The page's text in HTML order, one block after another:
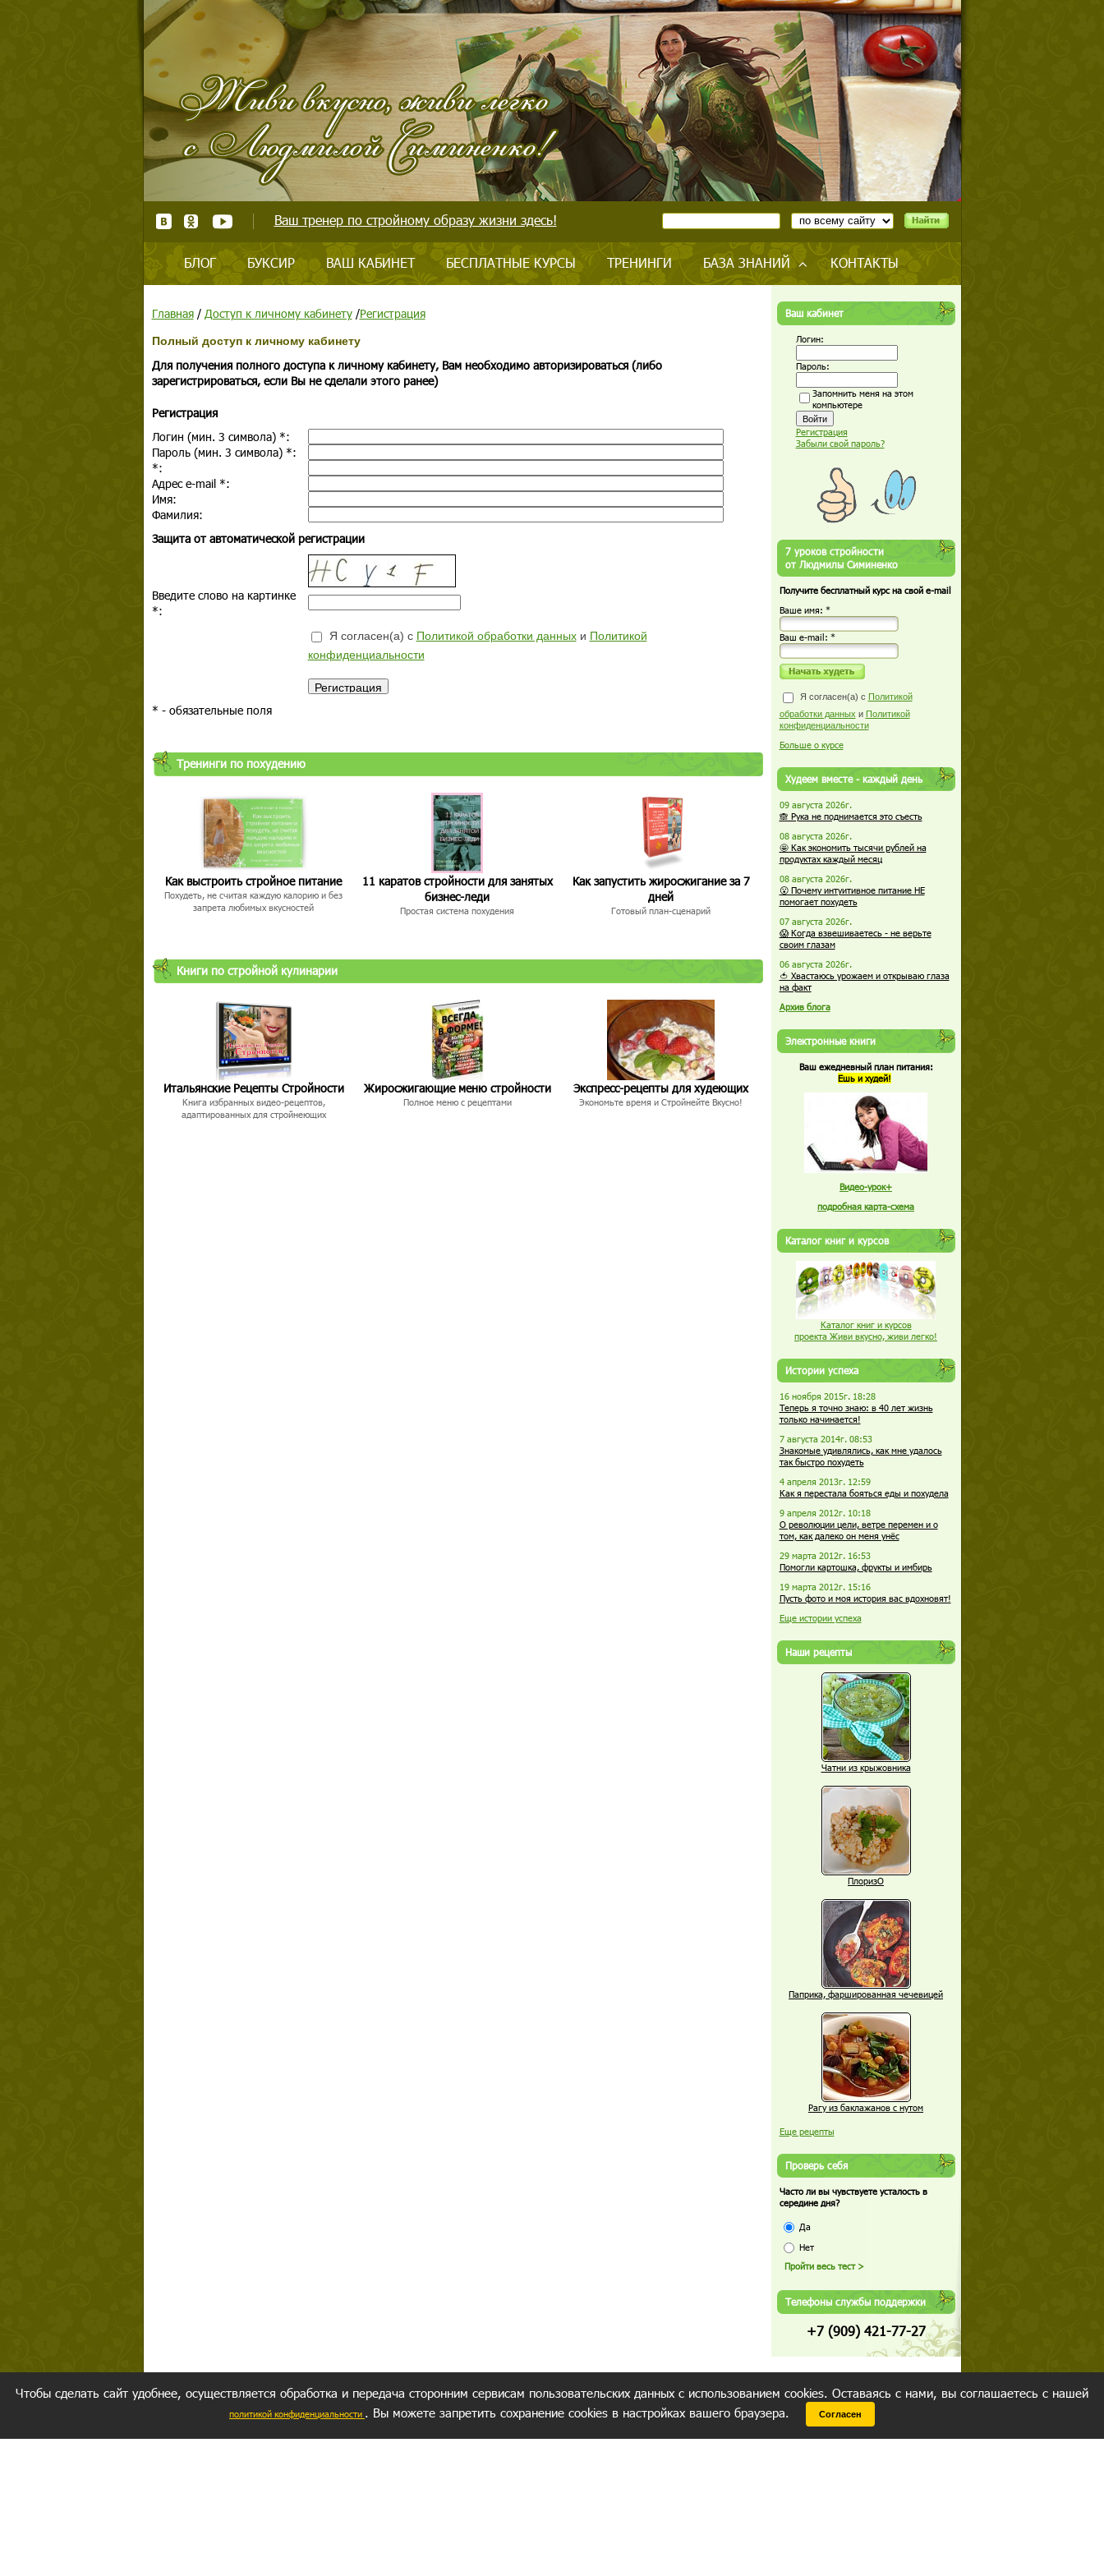
Ваш тренер по стройному образу жизни здесь!
БЛОГ БУКСИР ВАШ КАБИНЕТ БЕСПЛАТНЫЕ КУРСЫ ТРЕНИНГИ БАЗА ЗНАНИЙ КОНТАКТЫ
Главная/ Доступ к личному кабинету/Регистрация
Полный доступ к личному кабинету
Для получения полного доступа к личному кабинету, Вам необходимо авторизироваться (либо
зарегистрироваться, если Вы не сделали этого ранее)
Регистрация
Логин (мин. 3 символа) *:
Пароль (мин. 3 символа) *:
*:
Адрес e-mail *:
Имя:
Фамилия:
Защита от автоматической регистрации
Введите слово на картинке
*:
Я согласен(а) с Политикой обработки данныхи Политикой
конфиденциальности
* - обязательные поля
Тренинги по похудению
Как выстроить стройное питание
Похудеть, не считая каждую калорию и без
запрета любимых вкусностей
11 каратов стройности для занятых
бизнес-леди
Простая система похудения
Как запустить жиросжигание за 7
дней
Готовый план-сценарий
Книги по стройной кулинарии
Итальянские Рецепты Стройности
Книга избранных видео-рецептов,
адаптированных для стройнеющих
Жиросжигающие меню стройности
Полное меню с рецептами
Экспресс-рецепты для худеющих
Экономьте время и Стройнейте Вкусно!
Ваш кабинет
Логин:
Пароль:
Запомнить меня на этом
компьютере
Регистрация
Забыли свой пароль?
7 уроков стройности
от Людмилы Симиненко
Получите бесплатный курс на свой e-mail
Ваше имя: *
Ваш е-mail: *
Я согласен(а) с Политикой
обработки данных и Политикой
конфиденциальности
Больше о курсе
Худеем вместе - каждый день
09 августа 2026г.
🙈 Рука не поднимается это съесть
08 августа 2026г.
🤩 Как экономить тысячи рублей на
продуктах каждый месяц
08 августа 2026г.
😮 Почему интуитивное питание НЕ
помогает похудеть
07 августа 2026г.
😱 Когда взвешиваетесь - не верьте
своим глазам
06 августа 2026г.
🍅 Хвастаюсь урожаем и открываю глаза
на факт
Архив блога
Электронные книги
Ваш ежедневный план питания:
Ешь и худей!
Видео-урок+
подробная карта-схема
Каталог книг и курсов
Каталог книг и курсов
проекта Живи вкусно, живи легко!
Истории успеха
16 ноября 2015г. 18:28
Теперь я точно знаю: в 40 лет жизнь
только начинается!
7 августа 2014г. 08:53
Знакомые удивлялись, как мне удалось
так быстро похудеть
4 апреля 2013г. 12:59
Как я перестала бояться еды и похудела
9 апреля 2012г. 10:18
О революции цели, ветре перемен и о
том, как далеко он меня унёс
29 марта 2012г. 16:53
Помогли картошка, фрукты и имбирь
19 марта 2012г. 15:16
Пусть фото и моя история вас вдохновят!
Еще истории успеха
Наши рецепты
Чатни из крыжовника
ПлоризО
Паприка, фаршированная чечевицей
Рагу из баклажанов с нутом
Еще рецепты
Проверь себя
Часто ли вы чувствуете усталость в
середине дня?
Да
Нет
Телефоны службы поддержки
+7 (909) 421-77-27
Чтобы сделать сайт удобнее, осуществляется обработка и передача сторонним сервисам пользовательских данных с использованием cookies. Оставаясь с нами, вы соглашаетесь с нашей
политикой конфиденциальности . Вы можете запретить сохранение cookies в настройках вашего браузера. Согласен